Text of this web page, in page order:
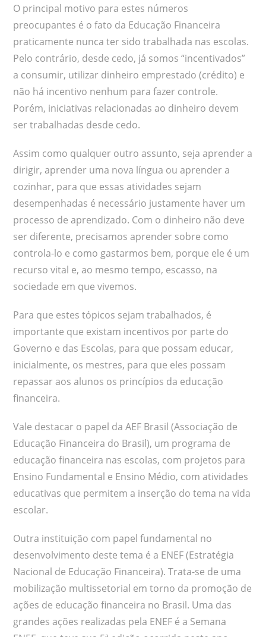
O principal motivo para estes números
preocupantes é o fato da Educação Financeira
praticamente nunca ter sido trabalhada nas escolas.
Pelo contrário, desde cedo, já somos “incentivados”
a consumir, utilizar dinheiro emprestado (crédito) e
não há incentivo nenhum para fazer controle.
Porém, iniciativas relacionadas ao dinheiro devem
ser trabalhadas desde cedo.
Assim como qualquer outro assunto, seja aprender a
dirigir, aprender uma nova língua ou aprender a
cozinhar, para que essas atividades sejam
desempenhadas é necessário justamente haver um
processo de aprendizado. Com o dinheiro não deve
ser diferente, precisamos aprender sobre como
controla-lo e como gastarmos bem, porque ele é um
recurso vital e, ao mesmo tempo, escasso, na
sociedade em que vivemos.
Para que estes tópicos sejam trabalhados, é
importante que existam incentivos por parte do
Governo e das Escolas, para que possam educar,
inicialmente, os mestres, para que eles possam
repassar aos alunos os princípios da educação
financeira.
Vale destacar o papel da AEF Brasil (Associação de
Educação Financeira do Brasil), um programa de
educação financeira nas escolas, com projetos para
Ensino Fundamental e Ensino Médio, com atividades
educativas que permitem a inserção do tema na vida
escolar.
Outra instituição com papel fundamental no
desenvolvimento deste tema é a ENEF (Estratégia
Nacional de Educação Financeira). Trata-se de uma
mobilização multissetorial em torno da promoção de
ações de educação financeira no Brasil. Uma das
grandes ações realizadas pela ENEF é a Semana